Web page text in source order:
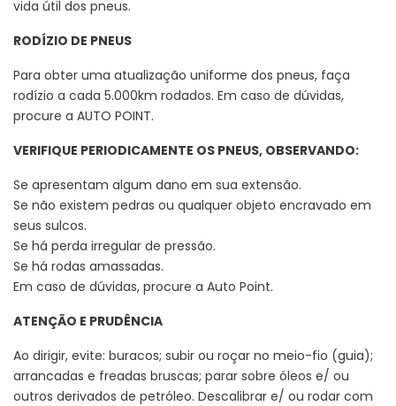
vida útil dos pneus.
RODÍZIO DE PNEUS
Para obter uma atualização uniforme dos pneus, faça
rodízio a cada 5.000km rodados. Em caso de dúvidas,
procure a AUTO POINT.
VERIFIQUE PERIODICAMENTE OS PNEUS, OBSERVANDO:
Se apresentam algum dano em sua extensão.
Se não existem pedras ou qualquer objeto encravado em
seus sulcos.
Se há perda irregular de pressão.
Se há rodas amassadas.
Em caso de dúvidas, procure a Auto Point.
ATENÇÃO E PRUDÊNCIA
Ao dirigir, evite: buracos; subir ou roçar no meio-fio (guia);
arrancadas e freadas bruscas; parar sobre óleos e/ ou
outros derivados de petróleo. Descalibrar e/ ou rodar com